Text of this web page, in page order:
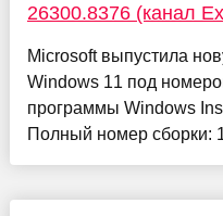
26300.8376 (канал
Microsoft выпустила
Windows 11 под
программы Windows
Полный номер сборки: